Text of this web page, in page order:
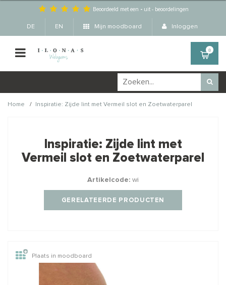
Beoordeeld met een - uit -beoordelingen
DE EN Mijn moodboard Inloggen
0
Home / Inspiratie: Zijde lint met Vermeil slot en Zoetwaterparel
producten ook interessant
voor je?
Inspiratie: Zijde lint met
Vermeil slot en Zoetwaterparel
Artikelcode: wi
GERELATEERDE PRODUCTEN
Plaats in moodboard